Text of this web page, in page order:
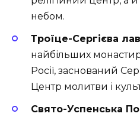
небом.
Троїце-Сергієва
найбільших
Росії, заснований
Центр молитви і
Свято-Успенська